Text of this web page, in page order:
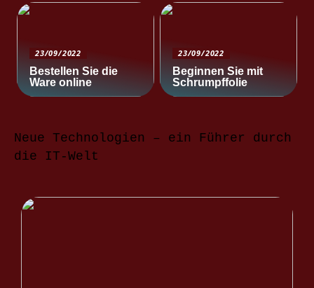
23/09/2022
Bestellen Sie die
Ware online
23/09/2022
Beginnen Sie mit
Schrumpffolie
Neue Technologien – ein Führer durch
die IT-Welt